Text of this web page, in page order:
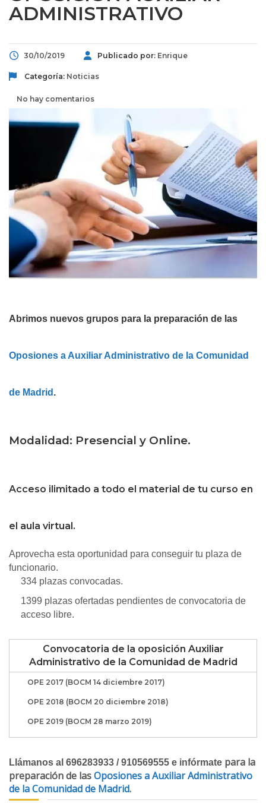
ADMINISTRATIVO
30/10/2019 Publicado por: Enrique
Categoría: Noticias
No hay comentarios
Abrimos nuevos grupos para la preparación de las
Oposiones a Auxiliar Administrativo de la Comunidad
de Madrid .
Modalidad: Presencial y Online.
Acceso ilimitado a todo el material de tu curso en
el aula virtual.
Aprovecha esta oportunidad para conseguir tu plaza de
funcionario.
334 plazas convocadas.
1399 plazas ofertadas pendientes de convocatoria de
acceso libre.
Convocatoria de la oposición Auxiliar
Administrativo de la Comunidad de Madrid
OPE 2017 (BOCM 14 diciembre 2017)
OPE 2018 (BOCM 20 diciembre 2018)
OPE 2019 (BOCM 28 marzo 2019)
Llámanos al 696283933 / 910569555 e infórmate para la
preparación de lasOposiones a Auxiliar Administrativo
de la Comunidad de Madrid.